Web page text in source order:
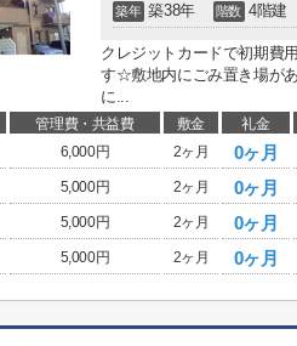
築年 築38年 階数 4階建
クレジットカードで初期費
す☆敷地内にごみ置き場が
に...
管理費・共益費 敷金 礼金
6,000円 2ヶ月 0ヶ月
5,000円 2ヶ月 0ヶ月
5,000円 2ヶ月 0ヶ月
5,000円 2ヶ月 0ヶ月